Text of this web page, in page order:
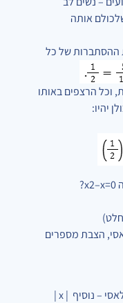
שלכולם אותה
של כל
הרצפים באותו
יהיו:
x2–x=0
?
הצבת מספרים
x |